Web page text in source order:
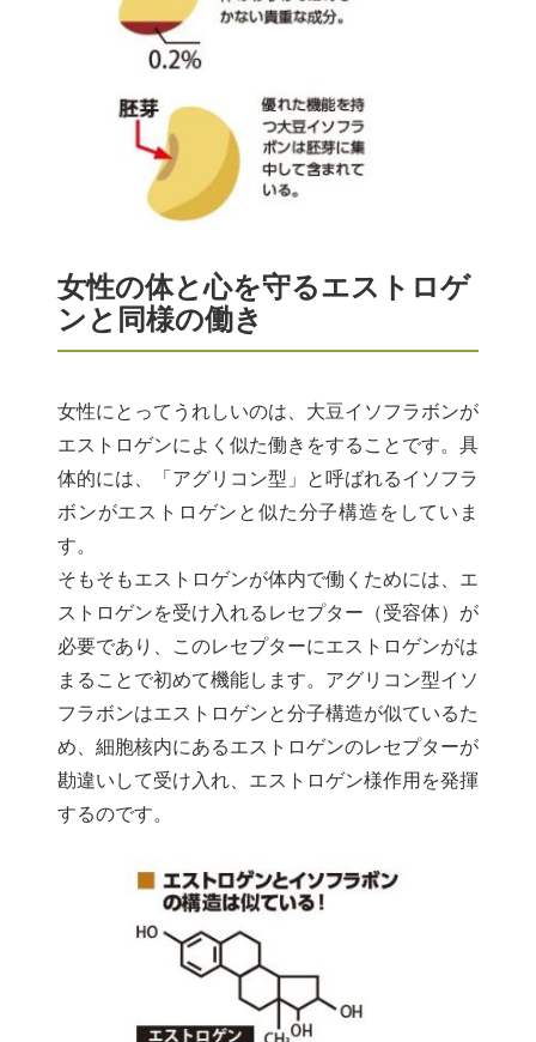
女性の体と心を守るエストロゲ
ンと同様の働き
女性にとってうれしいのは、大豆イソフラボンが
エストロゲンによく似た働きをすることです。具
体的には、「アグリコン型」と呼ばれるイソフラ
ボンがエストロゲンと似た分子構造をしていま
す。
そもそもエストロゲンが体内で働くためには、エ
ストロゲンを受け入れるレセプター（受容体）が
必要であり、このレセプターにエストロゲンがは
まることで初めて機能します。アグリコン型イソ
フラボンはエストロゲンと分子構造が似ているた
め、細胞核内にあるエストロゲンのレセプターが
勘違いして受け入れ、エストロゲン様作用を発揮
するのです。